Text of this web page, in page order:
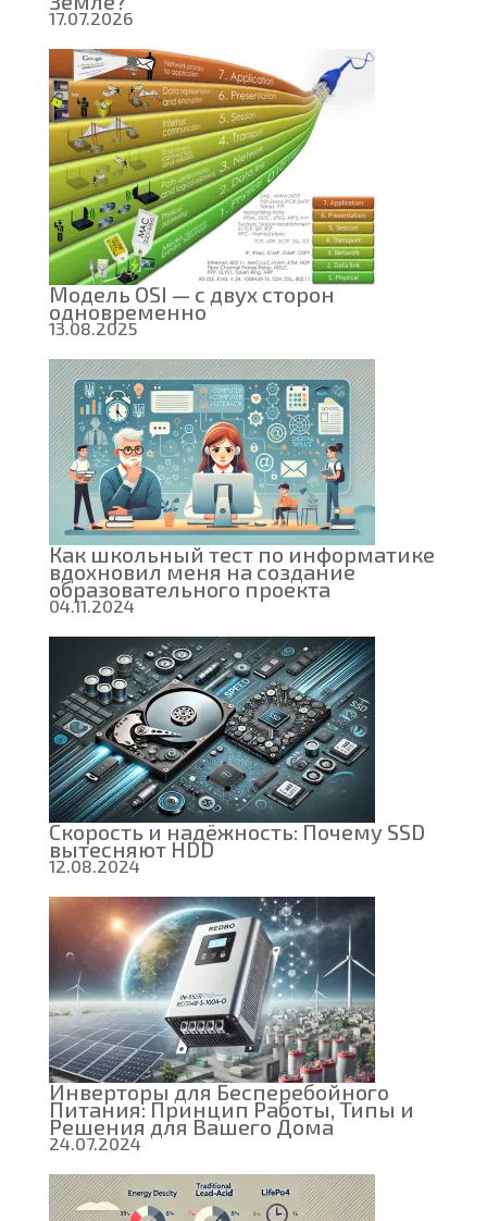
17.07.2026
Модель OSI — с двух сторон
одновременно
13.08.2025
Как школьный тест по информатике
вдохновил меня на создание
образовательного проекта
04.11.2024
Скорость и надёжность: Почему SSD
вытесняют HDD
12.08.2024
Инверторы для Бесперебойного
Питания: Принцип Работы, Типы и
Решения для Вашего Дома
24.07.2024